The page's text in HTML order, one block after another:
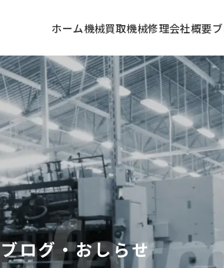
ホーム機械買取機械修理会社概要
ブログ・おしらせ